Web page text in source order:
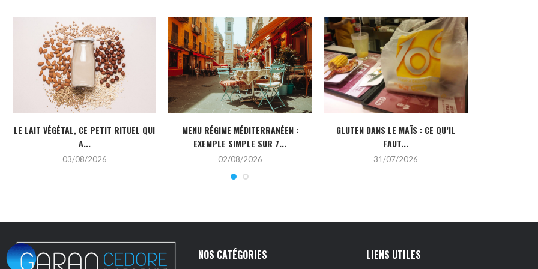
LE LAIT VÉGÉTAL, CE PETIT RITUEL QUI
A...
03/08/2026
MENU RÉGIME MÉDITERRANÉEN :
EXEMPLE SIMPLE SUR 7...
02/08/2026
GLUTEN DANS LE MAÏS : CE QU’IL
FAUT...
31/07/2026
NOS CATÉGORIES LIENS UTILES